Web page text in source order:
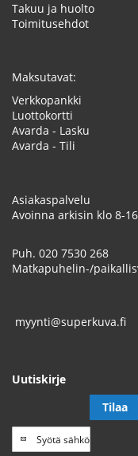
Takuu ja huolto
Toimitusehdot
Maksutavat:
Verkkopankki
Luottokortti
Avarda - Lasku
Avarda - Tili
Asiakaspalvelu
Avoinna arkisin klo 8-
Puh. 020 7530 268
Matkapuhelin-/
myynti@superkuva.fi
Uutiskirje
Tilaa
uutiskirje
Tilaa